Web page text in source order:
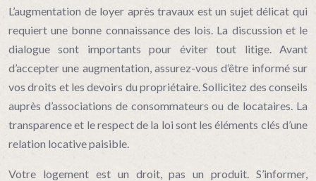
L’augmentation de loyer après travaux est un sujet délicat qui
requiert une bonne connaissance des lois. La discussion et le
dialogue sont importants pour éviter tout litige. Avant
d’accepter une augmentation, assurez-vous d’être informé sur
vos droits et les devoirs du propriétaire. Sollicitez des conseils
auprès d’associations de consommateurs ou de locataires. La
transparence et le respect de la loi sont les éléments clés d’une
relation locative paisible.
Votre logement est un droit, pas un produit. S’informer,